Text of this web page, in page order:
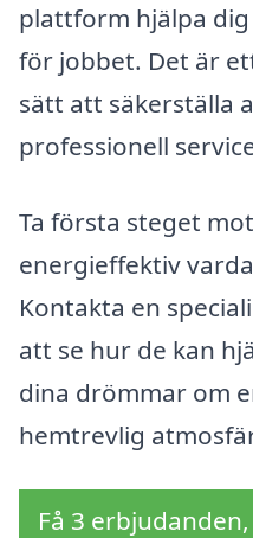
plattform hjälpa
för jobbet. Det är
sätt att säkerställa
professionell
Ta första steget
energieffektiv
Kontakta en
att se hur de kan
dina drömmar om
hemtrevlig
Få 3